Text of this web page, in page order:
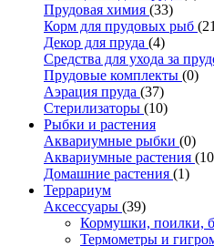
Прудовая химия (33)
Корм для прудовых рыб
Декор для пруда (4)
Средства для ухода за
Прудовые комплекты (0)
Аэрация пруда (37)
Стерилизаторы (10)
Рыбки и растения
Аквариумные рыбки (0)
Аквариумные растения
Домашние растения (1)
Террариум
Аксессуары (39)
Кормушки, поилки,
Термометры и